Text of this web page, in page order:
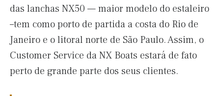
das lanchas NX50 — maior modelo do estaleiro
–tem como porto de partida a costa do Rio de
Janeiro e o litoral norte de São Paulo. Assim, o
Customer Service da NX Boats estará de fato
perto de grande parte dos seus clientes.